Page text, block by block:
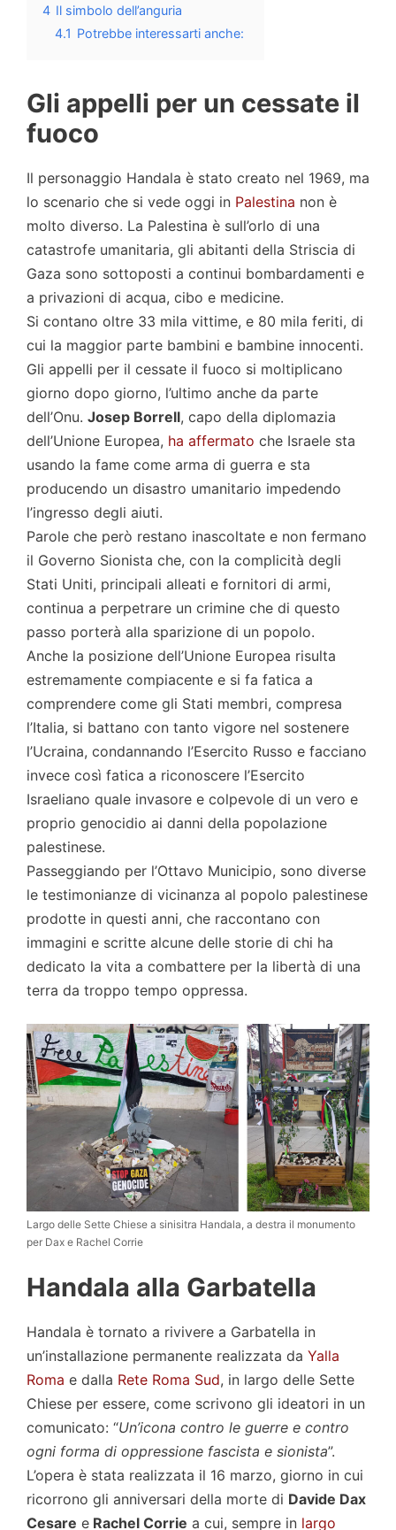
4 Il simbolo dell’anguria
4.1 Potrebbe interessarti anche:
Gli appelli per un cessate il
fuoco
Il personaggio Handala è stato creato nel 1969, ma
lo scenario che si vede oggi in Palestina non è
molto diverso. La Palestina è sull’orlo di una
catastrofe umanitaria, gli abitanti della Striscia di
Gaza sono sottoposti a continui bombardamenti e
a privazioni di acqua, cibo e medicine.
Si contano oltre 33 mila vittime, e 80 mila feriti, di
cui la maggior parte bambini e bambine innocenti.
Gli appelli per il cessate il fuoco si moltiplicano
giorno dopo giorno, l’ultimo anche da parte
dell’Onu. Josep Borrell, capo della diplomazia
dell’Unione Europea, ha affermato che Israele sta
usando la fame come arma di guerra e sta
producendo un disastro umanitario impedendo
l’ingresso degli aiuti.
Parole che però restano inascoltate e non fermano
il Governo Sionista che, con la complicità degli
Stati Uniti, principali alleati e fornitori di armi,
continua a perpetrare un crimine che di questo
passo porterà alla sparizione di un popolo.
Anche la posizione dell’Unione Europea risulta
estremamente compiacente e si fa fatica a
comprendere come gli Stati membri, compresa
l’Italia, si battano con tanto vigore nel sostenere
l’Ucraina, condannando l’Esercito Russo e facciano
invece così fatica a riconoscere l’Esercito
Israeliano quale invasore e colpevole di un vero e
proprio genocidio ai danni della popolazione
palestinese.
Passeggiando per l’Ottavo Municipio, sono diverse
le testimonianze di vicinanza al popolo palestinese
prodotte in questi anni, che raccontano con
immagini e scritte alcune delle storie di chi ha
dedicato la vita a combattere per la libertà di una
terra da troppo tempo oppressa.
Largo delle Sette Chiese a sinisitra Handala, a destra il monumento
per Dax e Rachel Corrie
Handala alla Garbatella
Handala è tornato a rivivere a Garbatella in
un’installazione permanente realizzata da Yalla
Roma e dalla Rete Roma Sud, in largo delle Sette
Chiese per essere, come scrivono gli ideatori in un
comunicato: “Un’icona contro le guerre e contro
ogni forma di oppressione fascista e sionista”.
L’opera è stata realizzata il 16 marzo, giorno in cui
ricorrono gli anniversari della morte di Davide Dax
Cesare e Rachel Corrie a cui, sempre in largo